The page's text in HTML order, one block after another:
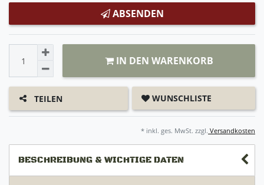
ABSENDEN
IN DEN WARENKORB
TEILEN WUNSCHLISTE
* inkl. ges. MwSt. zzgl. Versandkosten
BESCHREIBUNG & WICHTIGE DATEN